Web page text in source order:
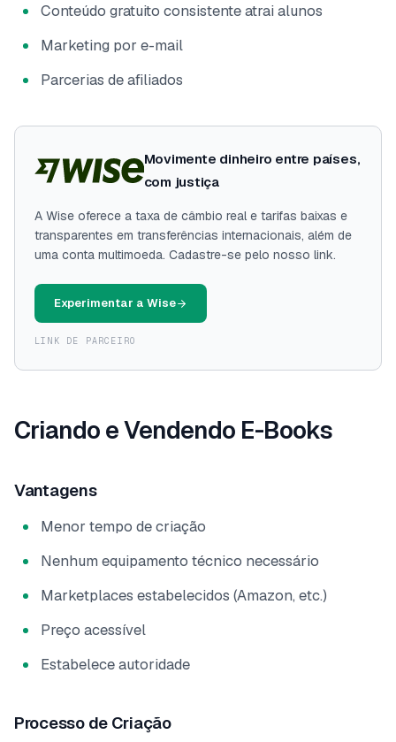
Conteúdo gratuito consistente atrai alunos
Marketing por e-mail
Parcerias de afiliados
Movimente dinheiro entre países,
com justiça
A Wise oferece a taxa de câmbio real e tarifas baixas e
transparentes em transferências internacionais, além de
uma conta multimoeda. Cadastre-se pelo nosso link.
Experimentar a Wise
LINK DE PARCEIRO
Criando e Vendendo E-Books
Vantagens
Menor tempo de criação
Nenhum equipamento técnico necessário
Marketplaces estabelecidos (Amazon, etc.)
Preço acessível
Estabelece autoridade
Processo de Criação